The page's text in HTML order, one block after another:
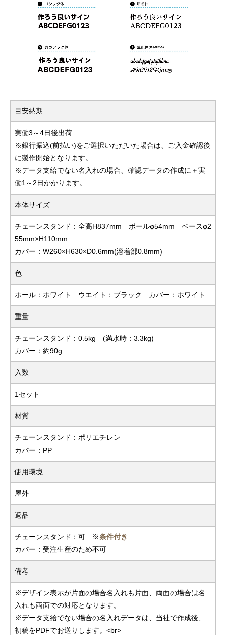
目安納期
実働3～4日後出荷
※銀行振込(前払い)をご選択いただいた場合は、ご入金確認後
に製作開始となります。
※データ支給でない名入れの場合、確認データの作成に＋実
働1～2日かかります。
本体サイズ
チェーンスタンド：全高H837mm ポールφ54mm ベースφ2
55mm×H110mm
カバー：W260×H630×D0.6mm(溶着部0.8mm)
色
ポール：ホワイト ウエイト：ブラック カバー：ホワイト
重量
チェーンスタンド：0.5kg (満水時：3.3kg)
カバー：約90g
入数
1セット
材質
チェーンスタンド：ポリエチレン
カバー：PP
使用環境
屋外
返品
チェーンスタンド：可 ※条件付き
カバー：受注生産のため不可
備考
※デザイン表示が片面の場合名入れも片面、両面の場合は名
入れも両面での対応となります。
※データ支給でない場合の名入れデータは、当社で作成後、
初稿をPDFでお送りします。<br>